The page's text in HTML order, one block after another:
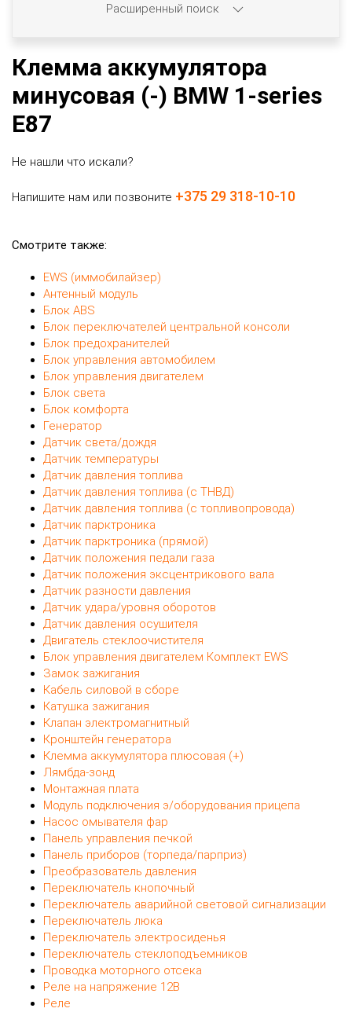
Клемма аккумулятора
минусовая (-) BMW 1-series
E87
Не нашли что искали?
Напишите нам или позвоните +375 29 318-10-10
Смотрите также:
EWS (иммобилайзер)
Антенный модуль
Блок ABS
Блок переключателей центральной консоли
Блок предохранителей
Блок управления автомобилем
Блок управления двигателем
Блок света
Блок комфорта
Генератор
Датчик света/дождя
Датчик температуры
Датчик давления топлива
Датчик давления топлива (с ТНВД)
Датчик давления топлива (с топливопровода)
Датчик парктроника
Датчик парктроника (прямой)
Датчик положения педали газа
Датчик положения эксцентрикового вала
Датчик разности давления
Датчик удара/уровня оборотов
Датчик давления осушителя
Двигатель стеклоочистителя
Блок управления двигателем Комплект EWS
Замок зажигания
Кабель силовой в сборе
Катушка зажигания
Клапан электромагнитный
Кронштейн генератора
Клемма аккумулятора плюсовая (+)
Лямбда-зонд
Монтажная плата
Модуль подключения э/оборудования прицепа
Насос омывателя фар
Панель управления печкой
Панель приборов (торпеда/парприз)
Преобразователь давления
Переключатель кнопочный
Переключатель аварийной световой сигнализации
Переключатель люка
Переключатель электросиденья
Переключатель стеклоподъемников
Проводка моторного отсека
Реле на напряжение 12В
Реле
Расширенный поиск